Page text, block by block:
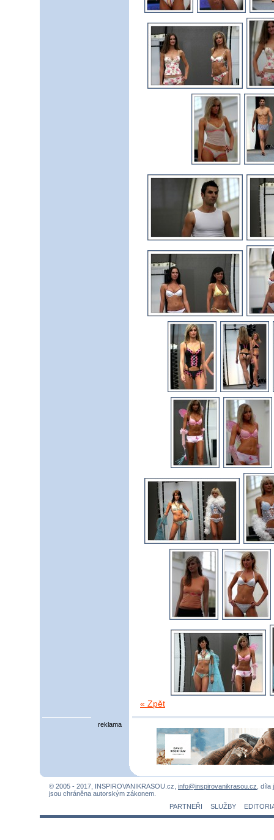
« Zpět
reklama
© 2005 - 2017, INSPIROVANIKRASOU.cz, info@inspirovanikrasou.cz ,
jsou chráněna autorským zákonem.
PARTNEŘI
SLUŽBY